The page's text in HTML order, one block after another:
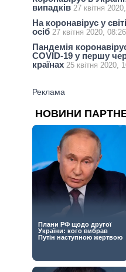
випадків 27 квітня
На коронавірус у
осіб 27 квітня 2020, 08:26
Пандемія
COVID-19 у першу
країнах 25 квітня 2020,